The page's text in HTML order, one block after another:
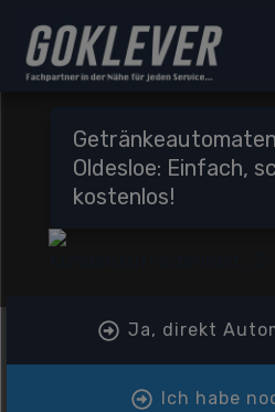
Oldesloe: Einfach,
kostenlos!
Ja, direkt
Ich habe